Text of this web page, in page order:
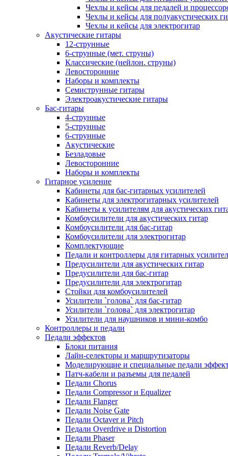
Чехлы и кейсы для педалей и
Чехлы и кейсы для полуакустических
Чехлы и кейсы для электрогитар
Акустические гитары
12-струнные
6-струнные (мет. струны)
Классические (нейлон. струны)
Левосторонние
Наборы и комплекты
Семиструнные гитары
Электроакустические гитары
Бас-гитары
4-струнные
5-струнные
6-струнные
Акустические
Безладовые
Левосторонние
Наборы и комплекты
Гитарное усиление
Кабинеты для бас-гитарных усилителей
Кабинеты для электрогитарных усилителей
Кабинеты к усилителям для акустических
Комбоусилители для акустических гитар
Комбоусилители для бас-гитар
Комбоусилители для электрогитар
Комплектующие
Педали и контроллеры для гитарных
Предусилители для акустических гитар
Предусилители для бас-гитар
Предусилители для электрогитар
Стойки для комбоусилителей
Усилители `голова` для бас-гитар
Усилители `голова` для электрогитар
Усилители для наушников и мини-комбо
Контроллеры и педали
Педали эффектов
Блоки питания
Лайн-селекторы и маршрутизаторы
Моделирующие и специальные педали
Патч-кабели и разъемы для педалей
Педали Chorus
Педали Compressor и Equalizer
Педали Flanger
Педали Noise Gate
Педали Octaver и Pitch
Педали Overdrive и Distortion
Педали Phaser
Педали Reverb/Delay